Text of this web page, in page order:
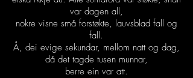
var dagen all,
nokre visne små forstøkte, lauvsblad fall og
fall.
Å, dei evige sekundar, mellom natt og dag,
då det tagde tusen munnar,
berre ein var att.